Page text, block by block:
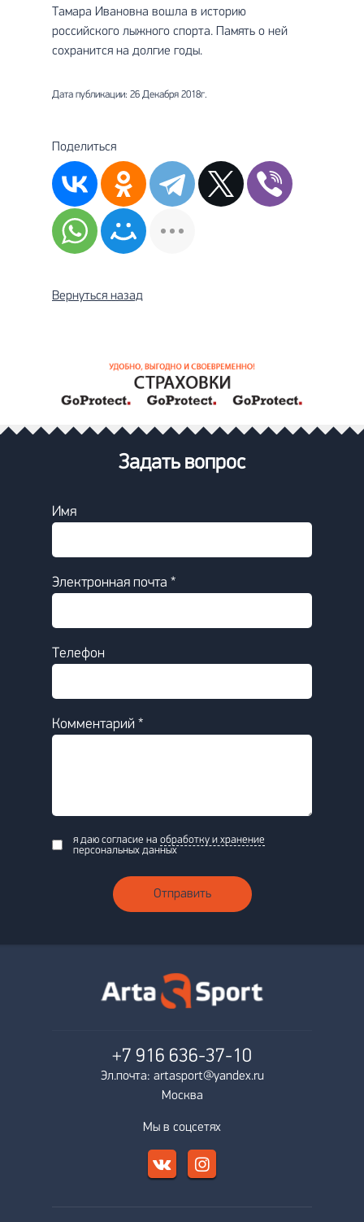
Тамара Ивановна вошла в историю
российского лыжного спорта. Память о ней
сохранится на долгие годы.
Дата публикации: 26 Декабря 2018г.
Поделиться
Вернуться назад
Задать вопрос
Имя
Электронная почта *
Телефон
Комментарий *
я даю согласие на обработку и хранение
персональных данных
Отправить
+7 916 636-37-10
Эл.почта: artasport@yandex.ru
Москва
Мы в соцсетях